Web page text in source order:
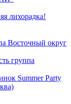
лихорадка!
Восточный округ
группа
Summer Party